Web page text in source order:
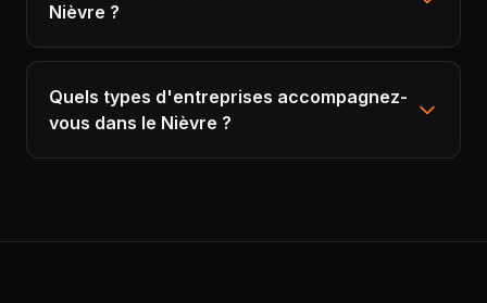
Nièvre ?
Quels types d'entreprises accompagnez-
vous dans le Nièvre ?